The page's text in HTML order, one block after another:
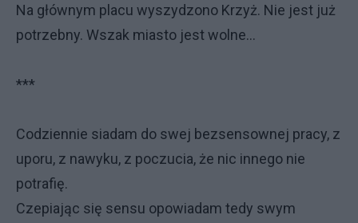
Na głównym placu wyszydzono Krzyż. Nie jest już
potrzebny. Wszak miasto jest wolne...
***
Codziennie siadam do swej bezsensownej pracy, z
uporu, z nawyku, z poczucia, że nic innego nie
potrafię.
Czepiając się sensu opowiadam tedy swym